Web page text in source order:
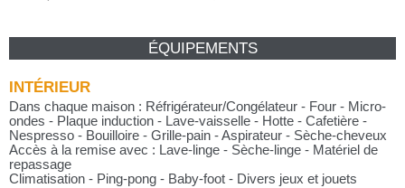
ÉQUIPEMENTS
INTÉRIEUR
Dans chaque maison : Réfrigérateur/Congélateur - Four - Micro-
ondes - Plaque induction - Lave-vaisselle - Hotte - Cafetière -
Nespresso - Bouilloire - Grille-pain - Aspirateur - Sèche-cheveux
Accès à la remise avec : Lave-linge - Sèche-linge - Matériel de
repassage
Climatisation - Ping-pong - Baby-foot - Divers jeux et jouets